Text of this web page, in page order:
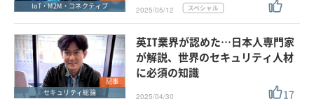
IoT・M2M・コネクティブ
2025/05/12
記事
セキュリティ総論
英IT業界が認めた…日本人専門家
が解説、世界のセキュリティ人材
に必須の知識
2025/04/30 17